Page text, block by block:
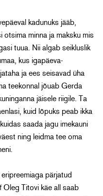
kadunuks jääb,
minna ja maksku mis
tuua. Nii algab seikluslik
kus igapäeva-
ja ees seisavad üha
teekonnal jõuab Gerda
jäisele riigile. Ta
kuid lõpuks peab ikka
saada jagu imekauni
ning leidma tee oma
pärjatud
Oleg Titovi käe all saab